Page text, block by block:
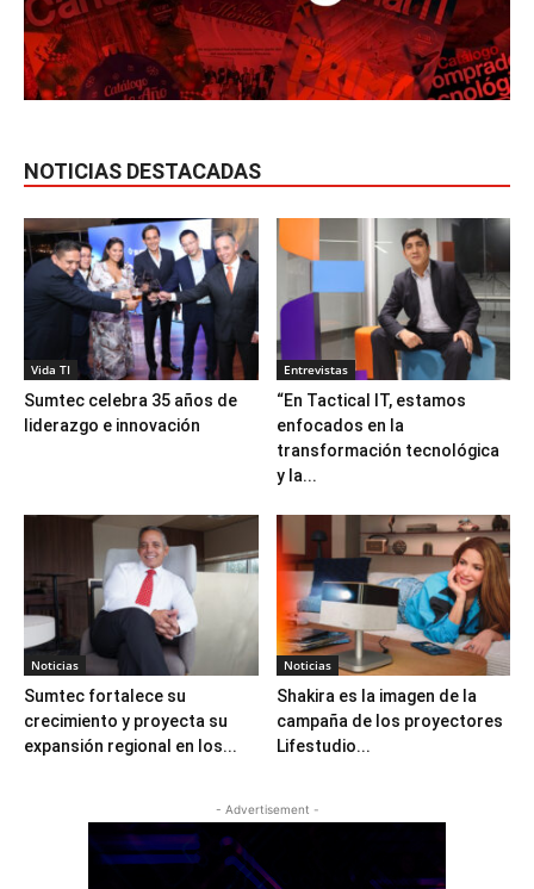
NOTICIAS DESTACADAS
Vida TI
Sumtec celebra 35 años de
liderazgo e innovación
Entrevistas
“En Tactical IT, estamos
enfocados en la
transformación tecnológica
y la...
Noticias
Sumtec fortalece su
crecimiento y proyecta su
expansión regional en los...
Noticias
Shakira es la imagen de la
campaña de los proyectores
Lifestudio...
- Advertisement -